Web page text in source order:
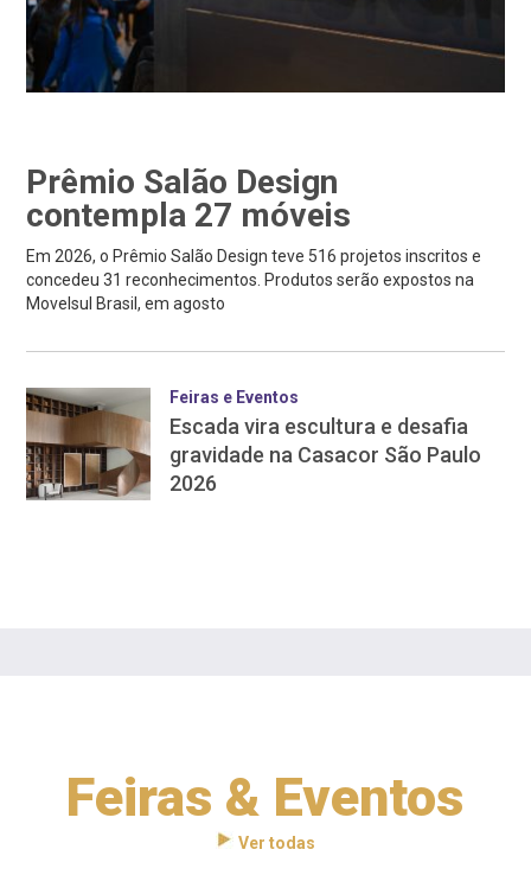
Prêmio Salão Design
contempla 27 móveis
Em 2026, o Prêmio Salão Design teve 516 projetos inscritos e
concedeu 31 reconhecimentos. Produtos serão expostos na
Movelsul Brasil, em agosto
Feiras e Eventos
Escada vira escultura e desafia
gravidade na Casacor São Paulo
2026
Feiras & Eventos
Ver todas